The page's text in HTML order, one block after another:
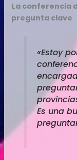
La conferencia
pregunta clave
«Estoy
Es una